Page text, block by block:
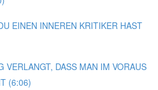
EINEN INNEREN KRITIKER HAST
VERLANGT, DASS MAN IM VORAUS
(6:06)